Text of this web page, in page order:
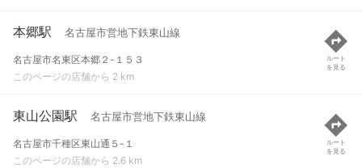
本郷駅 名古屋市営地下鉄東山線
名古屋市名東区本郷２-１５３
このページの店舗から 2 km
ルート
を見る
東山公園駅 名古屋市営地下鉄東山線
名古屋市千種区東山通５-１
このページの店舗から 2.6 km
ルート
を見る